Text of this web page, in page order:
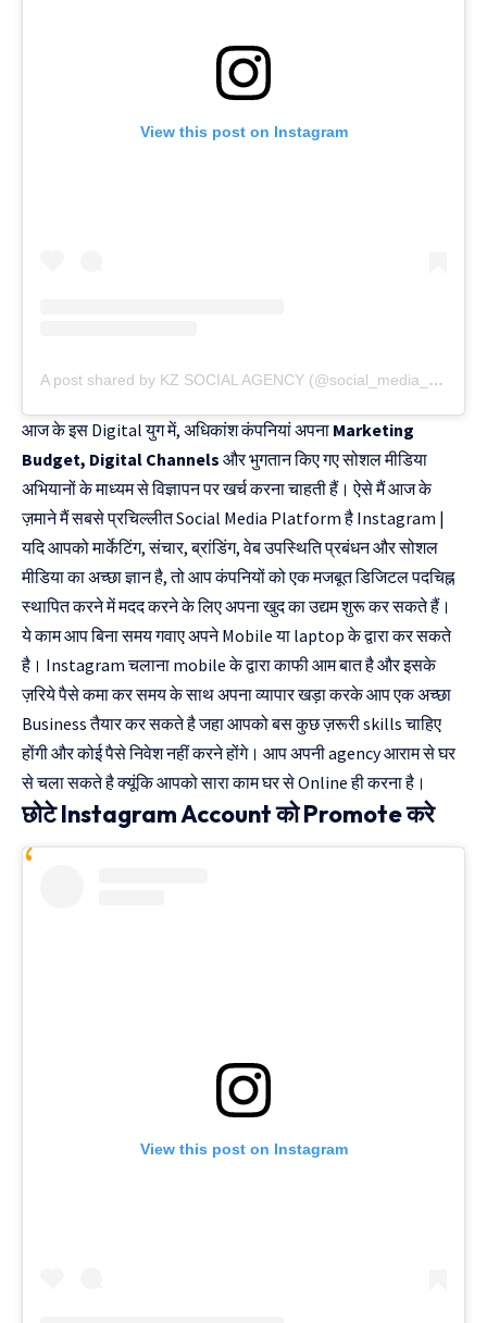
View this post on Instagram
A post shared by KZ SOCIAL AGENCY (@social_media_.agency)
आज के इस Digital युग में, अधिकांश कंपनियां अपना Marketing
Budget, Digital Channels और भुगतान किए गए सोशल मीडिया
अभियानों के माध्यम से विज्ञापन पर खर्च करना चाहती हैं। ऐसे मैं आज के
ज़माने मैं सबसे प्रचिल्लीत Social Media Platform है Instagram |
यदि आपको मार्केटिंग, संचार, ब्रांडिंग, वेब उपस्थिति प्रबंधन और सोशल
मीडिया का अच्छा ज्ञान है, तो आप कंपनियों को एक मजबूत डिजिटल पदचिह्न
स्थापित करने में मदद करने के लिए अपना खुद का उद्यम शुरू कर सकते हैं।
ये काम आप बिना समय गवाए अपने Mobile या laptop के द्वारा कर सकते
है। Instagram चलाना mobile के द्वारा काफी आम बात है और इसके
ज़रिये पैसे कमा कर समय के साथ अपना व्यापार खड़ा करके आप एक अच्छा
Business तैयार कर सकते है जहा आपको बस कुछ ज़रूरी skills चाहिए
होंगी और कोई पैसे निवेश नहीं करने होंगे। आप अपनी agency आराम से घर
से चला सकते है क्यूंकि आपको सारा काम घर से Online ही करना है।
छोटे Instagram Account को Promote करे
View this post on Instagram